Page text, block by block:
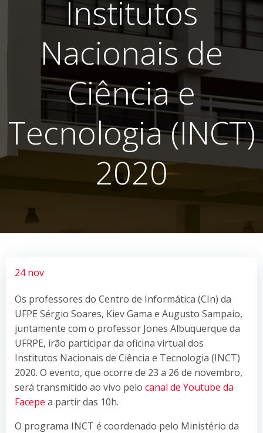
Institutos
Nacionais de
Ciência e
Tecnologia (INCT)
2020
24 nov
Os professores do Centro de Informática (CIn) da
UFPE Sérgio Soares, Kiev Gama e Augusto Sampaio,
juntamente com o professor Jones Albuquerque da
UFRPE, irão participar da oficina virtual dos
Institutos Nacionais de Ciência e Tecnologia (INCT)
2020. O evento, que ocorre de 23 a 26 de novembro,
será transmitido ao vivo pelo canal de Youtube da
Facepe a partir das 10h.
O programa INCT é coordenado pelo Ministério da